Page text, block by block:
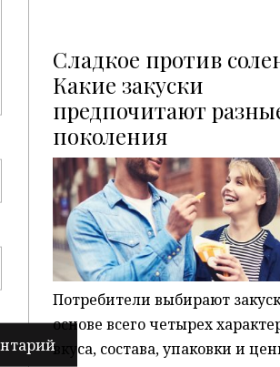
Сладкое против
Какие закуски
предпочитают
поколенияP
Потребители выбирают
основе всего четырех
вкуса, состава, упаковки и